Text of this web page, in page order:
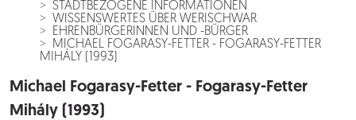
STADTBEZOGENE INFORMATIONEN
WISSENSWERTES ÜBER WERISCHWAR
EHRENBÜRGERINNEN UND -BÜRGER
MICHAEL FOGARASY-FETTER - FOGARASY-FETTER
MIHÁLY (1993)
Michael Fogarasy-Fetter - Fogarasy-Fetter
Mihály (1993)